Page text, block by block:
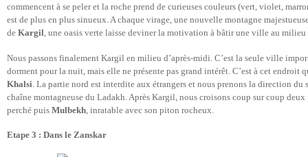
commencent à se peler et la roche prend de curieuses couleurs (vert, violet,
est de plus en plus sinueux. A chaque virage, une nouvelle montagne
de Kargil , une oasis verte laisse deviner la motivation à bâtir une ville au milieu
Nous passons finalement Kargil en milieu d’après-midi. C’est la seule ville
dorment pour la nuit, mais elle ne présente pas grand intérêt. C’est à cet endroit
Khalsi. La partie nord est interdite aux étrangers et nous prenons la direction du
chaîne montagneuse du Ladakh. Après Kargil, nous croisons coup sur coup
perché puis Mulbekh, inratable avec son piton rocheux.
Etape 3 : Dans le Zanskar